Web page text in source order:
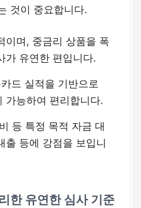
것이 중요합니다.
이며, 중금리 상품을 폭
가 유연한 편입니다.
드 실적을 기반으로
가능하여 편리합니다.
등 특정 목적 자금 대
출 등에 강점을 보입니
한 유연한 심사 기준